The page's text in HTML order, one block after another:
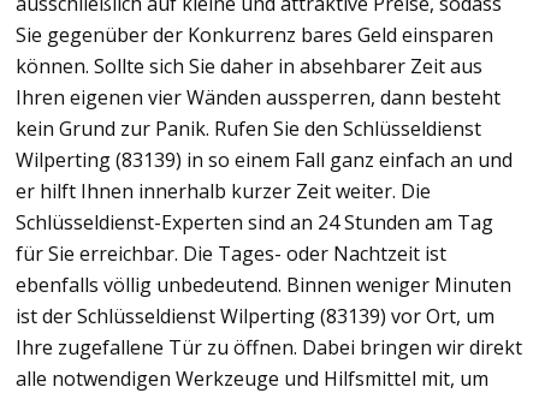
Sie gegenüber der Konkurrenz bares Geld einsparen
können. Sollte sich Sie daher in absehbarer Zeit aus
Ihren eigenen vier Wänden aussperren, dann besteht
kein Grund zur Panik. Rufen Sie den Schlüsseldienst
Wilperting (83139) in so einem Fall ganz einfach an und
er hilft Ihnen innerhalb kurzer Zeit weiter. Die
Schlüsseldienst-Experten sind an 24 Stunden am Tag
für Sie erreichbar. Die Tages- oder Nachtzeit ist
ebenfalls völlig unbedeutend. Binnen weniger Minuten
ist der Schlüsseldienst Wilperting (83139) vor Ort, um
Ihre zugefallene Tür zu öffnen. Dabei bringen wir direkt
alle notwendigen Werkzeuge und Hilfsmittel mit, um